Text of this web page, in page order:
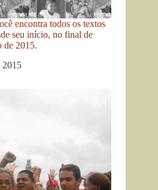
encontra todos os textos
seu início, no final de
de 2015.
2015